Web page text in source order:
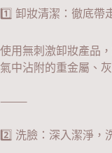
1️⃣ 卸妝清潔：徹底帶
使用無刺激卸妝產品
氣中沾附的重金屬、
⸻
2️⃣ 洗臉：深入潔淨，